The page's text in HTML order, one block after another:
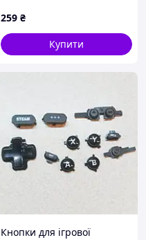
розборки) (Відновлений)
259 ₴
Купити
Кнопки для ігрової